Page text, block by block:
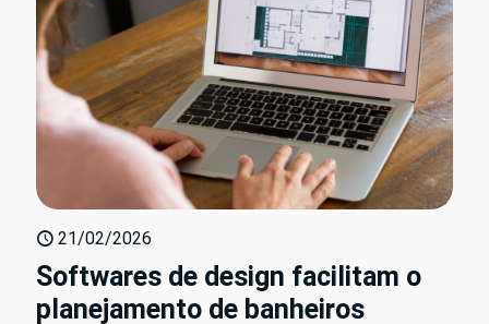
21/02/2026
Softwares de design facilitam o
planejamento de banheiros